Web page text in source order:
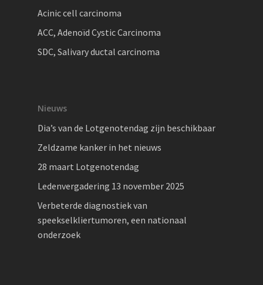
Acinic cell carcinoma
ACC, Adenoïd Cystic Carcinoma
SDC, Salivary ductal carcinoma
Nieuws
Dia’s van de Lotgenotendag zijn beschikbaar
Zeldzame kanker in het nieuws
28 maart Lotgenotendag
Ledenvergadering 13 november 2025
Verbeterde diagnostiek van
speekselkliertumoren, een nationaal
onderzoek